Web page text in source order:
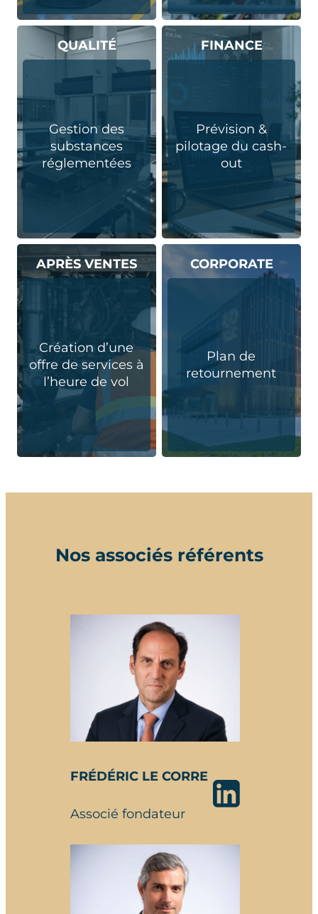
QUALITÉ
Gestion des
substances
réglementées
FINANCE
Prévision &
pilotage du cash-
out
APRÈS VENTES
Création d’une
offre de services à
l’heure de vol
CORPORATE
Plan de
retournement
Nos associés référents
FRÉDÉRIC LE CORRE
Associé fondateur